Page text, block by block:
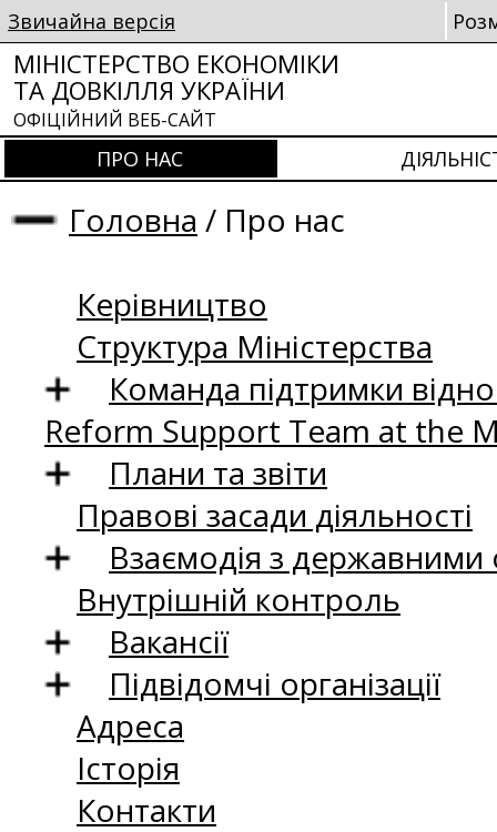
Звичайна версія
МІНІСТЕРСТВО ЕКОНОМІКИ
ТА ДОВКІЛЛЯ УКРАЇНИ
ОФІЦІЙНИЙ ВЕБ-САЙТ
ПРО НАС
Головна / Про нас
Керівництво
Структура Міністерства
Команда підтримки
Reform Support Team at the
Плани та звіти
Правові засади діяльності
Взаємодія з
Внутрішній контроль
Вакансії
Підвідомчі організації
Адреса
Історія
Контакти